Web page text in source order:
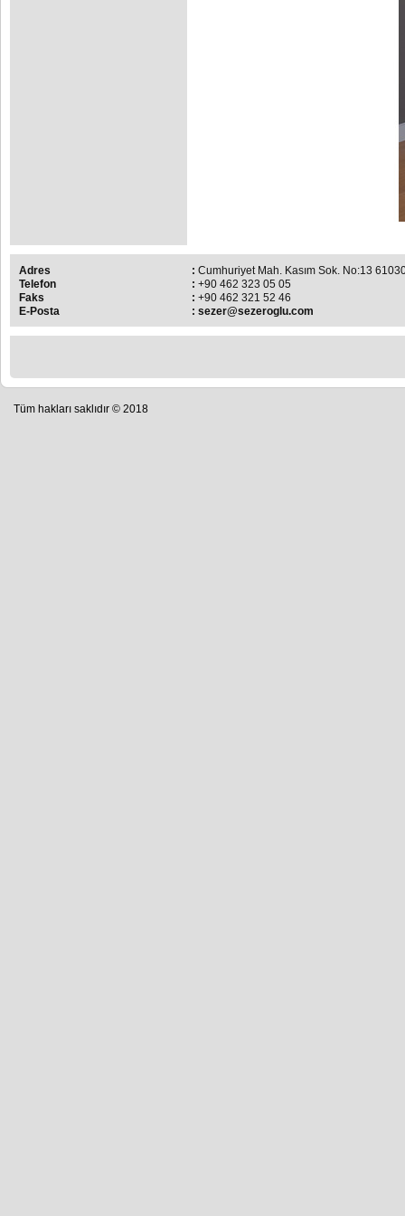
Adres : Cumhuriyet Mah. Kasım Sok. No:13
Telefon
: +90 462 323 05 05
Faks
: +90 462 321 52 46
E-Posta
: sezer@sezeroglu.com
Tüm hakları saklıdır © 2018